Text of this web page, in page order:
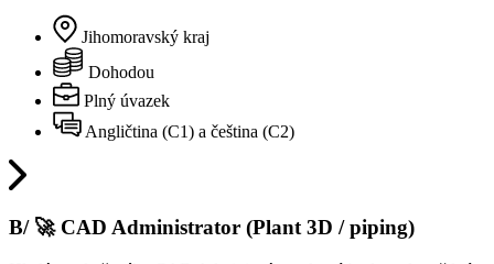
Jihomoravský kraj
Dohodou
Plný úvazek
Angličtina (C1) a čeština (C2)
B/ 🚀 CAD Administrator (Plant 3D / piping)